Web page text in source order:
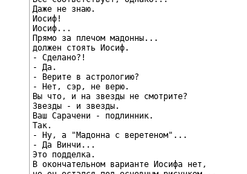
Даже не знаю.
Иосиф!
Иосиф...
Прямо за плечом мадонны...
должен стоять Иосиф.
- Сделано?!
- Да.
- Верите в астрологию?
- Нет, сэр, не верю.
Вы что, и на звезды не смотрите?
Звезды - и звезды.
Ваш Сарачени - подлинник.
Так.
- Ну, а "Мадонна с веретеном"...
- Да Винчи...
Это подделка.
В окончательном варианте Иосифа нет,